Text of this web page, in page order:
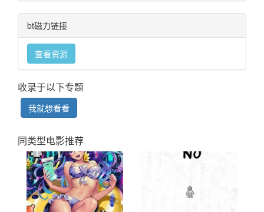
bt磁力链接
查看资源
收录于以下专题
我就想看看
同类型电影推荐